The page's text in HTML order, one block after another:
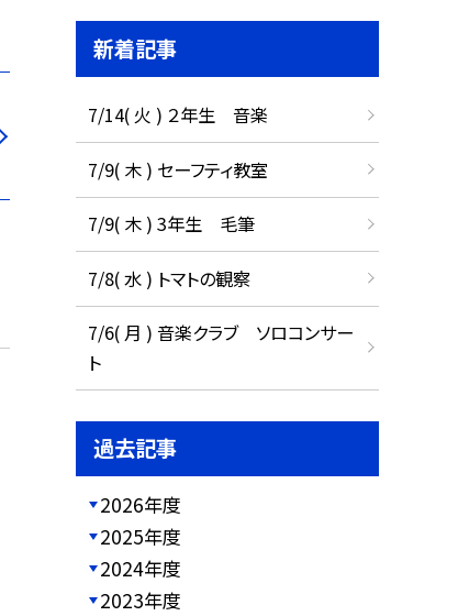
新着記事
7/14( 火 ) ２年生 音楽
7/9( 木 ) セーフティ教室
7/9( 木 ) 3年生 毛筆
7/8( 水 ) トマトの観察
7/6( 月 ) 音楽クラブ ソロコンサー
ト
過去記事
2026年度
2025年度
2024年度
2023年度